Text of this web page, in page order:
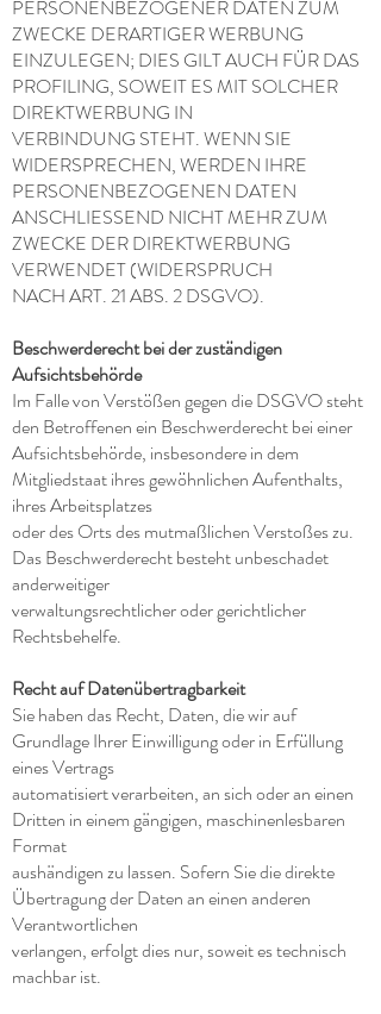
PERSONENBEZOGENER DATEN ZUM
ZWECKE DERARTIGER WERBUNG
EINZULEGEN; DIES GILT AUCH FÜR DAS
PROFILING, SOWEIT ES MIT SOLCHER
DIREKTWERBUNG IN
VERBINDUNG STEHT. WENN SIE
WIDERSPRECHEN, WERDEN IHRE
PERSONENBEZOGENEN DATEN
ANSCHLIESSEND NICHT MEHR ZUM
ZWECKE DER DIREKTWERBUNG
VERWENDET (WIDERSPRUCH
NACH ART. 21 ABS. 2 DSGVO).
Beschwerderecht bei der zuständigen
Aufsichtsbehörde
Im Falle von Verstößen gegen die DSGVO steht
den Betroffenen ein Beschwerderecht bei einer
Aufsichtsbehörde, insbesondere in dem
Mitgliedstaat ihres gewöhnlichen Aufenthalts,
ihres Arbeitsplatzes
oder des Orts des mutmaßlichen Verstoßes zu.
Das Beschwerderecht besteht unbeschadet
anderweitiger
verwaltungsrechtlicher oder gerichtlicher
Rechtsbehelfe.
Recht auf Datenübertragbarkeit
Sie haben das Recht, Daten, die wir auf
Grundlage Ihrer Einwilligung oder in Erfüllung
eines Vertrags
automatisiert verarbeiten, an sich oder an einen
Dritten in einem gängigen, maschinenlesbaren
Format
aushändigen zu lassen. Sofern Sie die direkte
Übertragung der Daten an einen anderen
Verantwortlichen
verlangen, erfolgt dies nur, soweit es technisch
machbar ist.